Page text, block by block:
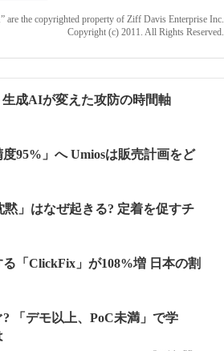
are the copyrighted property of Ziff Davis Enterprise Inc.
Copyright (c) 2011. All Rights Reserved.